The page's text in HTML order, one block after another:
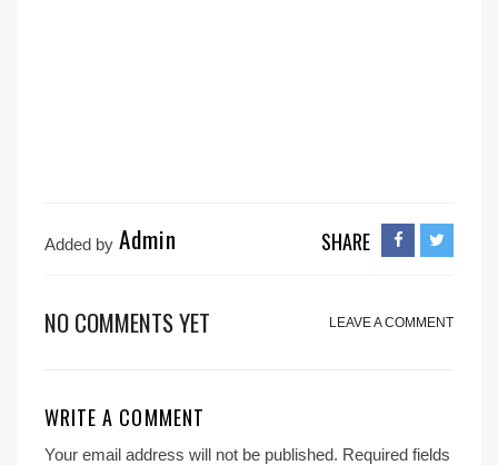
Added by Admin SHARE
NO COMMENTS YET LEAVE A COMMENT
WRITE A COMMENT
Your email address will not be published. Required fields